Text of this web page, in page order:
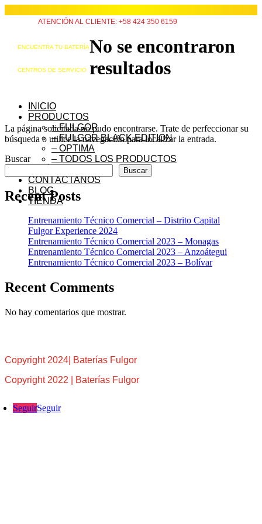
ATENCIÓN AL CLIENTE: +58 424 350 6159
ENCUENTRA TU BATERÍA
CENTROS DE SERVICIO
INICIO
PRODUCTOS
– FULGOR
– FULGOR BLACK EDITION
– OPTIMA
– TODOS LOS PRODUCTOS
CONTÁCTANOS
BLOG
TIENDA
No se encontraron
resultados
La página solicitada no pudo encontrarse. Trate de perfeccionar su
búsqueda o utilice la navegación para localizar la entrada.
Buscar
Buscar
Recent Posts
Entrenamiento Técnico Comercial – Distrito Capital
Fulgor Experience 2024
Entrenamiento Técnico Comercial 2023 – Monagas
Entrenamiento Técnico Comercial 2023 – Anzoátegui
Entrenamiento Técnico Comercial 2023 – Bolívar
Recent Comments
No hay comentarios que mostrar.
Copyright 2024| Baterías Fulgor
Copyright 2022 | Baterías Fulgor
SeguirSeguir